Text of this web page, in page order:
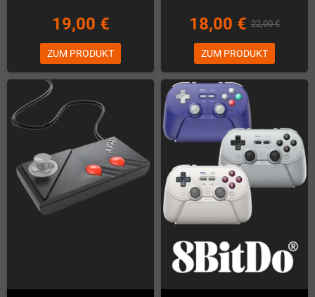
19,00 €
ZUM PRODUKT
18,00 € 22,00 €
ZUM PRODUKT